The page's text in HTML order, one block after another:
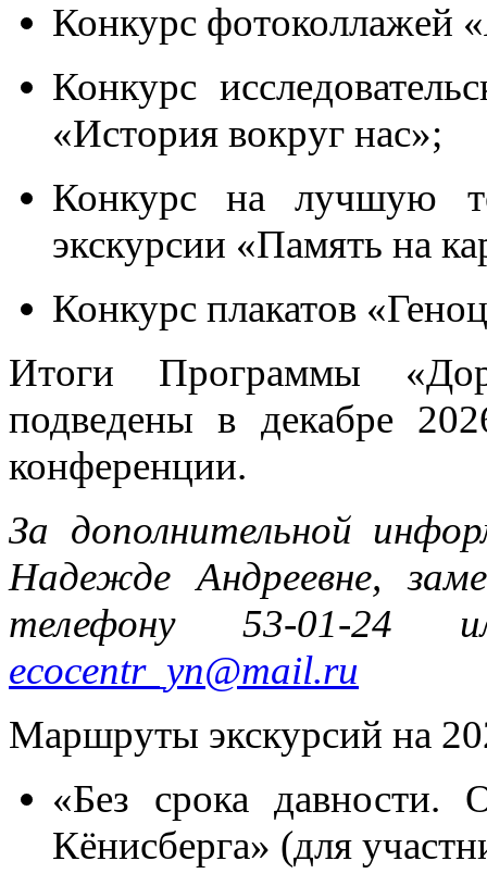
Конкурс фотоколлажей
Конкурс
«История вокруг нас»;
Конкурс на лучшую
экскурсии «Память на
Конкурс плакатов
Итоги Программы
подведены в декабре
конференции.
За дополнительной
Надежде Андреевне,
телефону 53-01-24
ecocentr_yn@mail.ru
Маршруты экскурсий на
«Без срока давности.
Кёнисберга» (для